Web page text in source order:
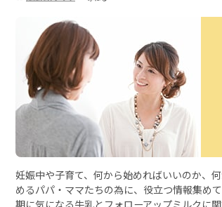
妊娠中や子育て、何から始めればいいのか、
めるパパ・ママたちの為に、役立つ情報集め
期に気になる牛乳とフォローアップミルクに